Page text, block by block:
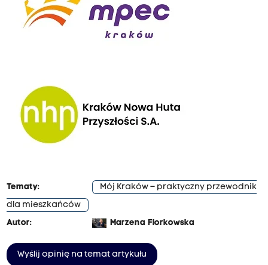
Tematy:
Mój Kraków – praktyczny przewodnik
dla mieszkańców
Autor:
Marzena Florkowska
Wyślij opinię na temat artykułu